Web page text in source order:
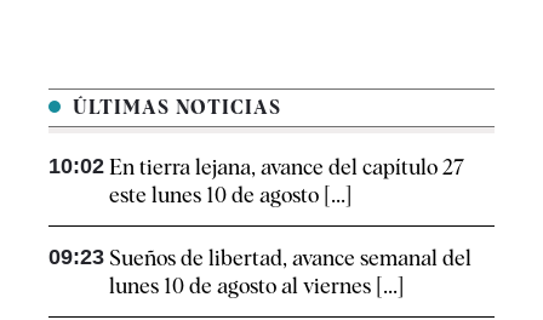
ÚLTIMAS NOTICIAS
10:02 En tierra lejana, avance del capítulo 27
este lunes 10 de agosto [...]
09:23 Sueños de libertad, avance semanal del
lunes 10 de agosto al viernes [...]